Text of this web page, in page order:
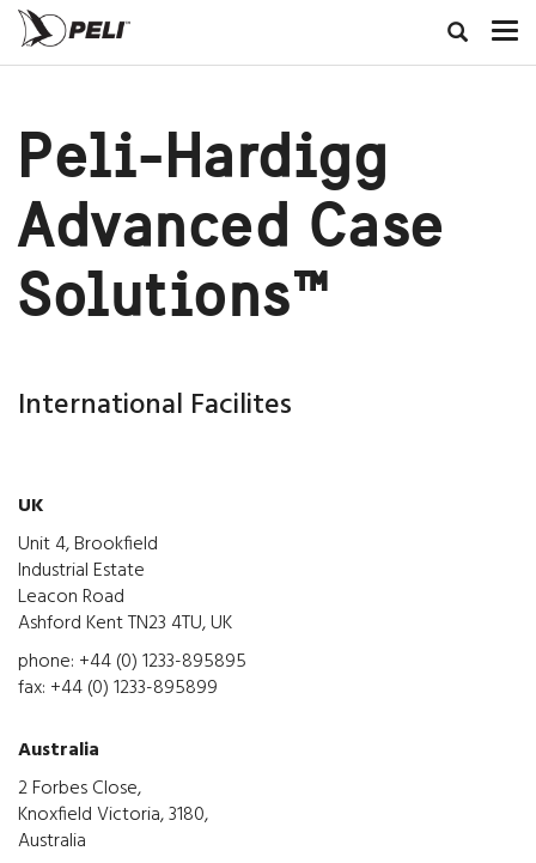
Peli-Hardigg
Advanced Case
Solutions™
International Facilites
UK
Unit 4, Brookfield
Industrial Estate
Leacon Road
Ashford Kent TN23 4TU, UK
phone: +44 (0) 1233-895895
fax: +44 (0) 1233-895899
Australia
2 Forbes Close,
Knoxfield Victoria, 3180,
Australia